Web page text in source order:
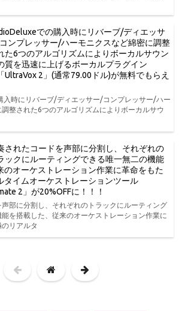
での購入時にリバーブ/ディエッサ
ンプレッサー/ハーモニクスなど綿密に調整
た6つのアルゴリズムによりボーカルサウン
質を迅速に上げるボーカルプラグイン
UltraVox 2」(通常79.00ドル)が無料でもらえ
時にリバーブ/ディエッサー/コンプレッサー/ハー
整された6つのアルゴリズムによりボーカルサウ
されたコードを声部に分割し、それぞれの
ックにルーティングできる唯一無二の機能
のオーケストレーション作業に革命をもた
タイムオーケストレーションツール
2」が20%OFFに！！！
部に分割し、それぞれのトラックにルーティング
を搭載した、従来のオーケストレーション作業に
リアルタ